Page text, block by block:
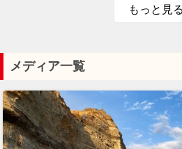
もっと見る
メディア一覧